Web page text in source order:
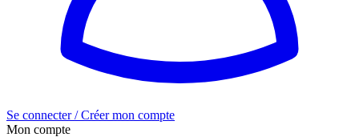
Se connecter / Créer mon compte
Mon compte